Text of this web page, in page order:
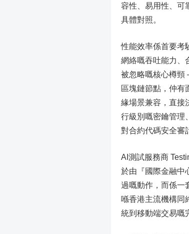
容性、易用性、可
具體對照。
性能效率係首要考
網絡嘅吞吐能力、
被忽略嘅核心樽
區塊鏈節點，仲有
緣場景兼容，直
行級別嘅密鑰管理
對合約代碼安全審
AI測試服務商
於由『國際金融中
過嘅動作，而係一
喺香港主流機構同
統到移動端交易嘅